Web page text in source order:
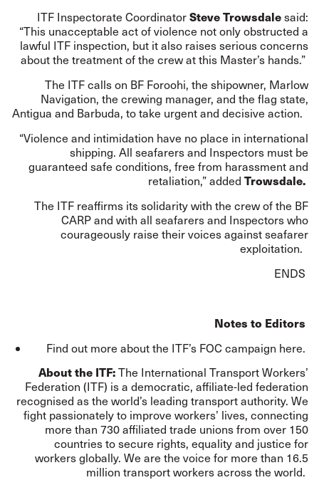
ITF Inspectorate CoordinatorSteve Trowsdalesaid:
“This unacceptable act of violence not only obstructed a
lawful ITF inspection, but it also raises serious concerns
about the treatment of the crew at this Master’s hands.”
The ITF calls on BF Foroohi, the shipowner, Marlow
Navigation, the crewing manager, and the flag state,
Antigua and Barbuda, to take urgent and decisive action.
“Violence and intimidation have no place in international
shipping. All seafarers and Inspectors must be
guaranteed safe conditions, free from harassment and
retaliation,” added Trowsdale.
The ITF reaffirms its solidarity with the crew of the BF
CARP and with all seafarers and Inspectors who
courageously raise their voices against seafarer
exploitation.
ENDS
Notes to Editors
Find out more about the ITF’s FOC campaign here.
About the ITF:The International Transport Workers’
Federation (ITF) is a democratic, affiliate-led federation
recognised as the world’s leading transport authority. We
fight passionately to improve workers’ lives, connecting
more than 730 affiliated trade unions from over 150
countries to secure rights, equality and justice for
workers globally. We are the voice for more than 16.5
million transport workers across the world.